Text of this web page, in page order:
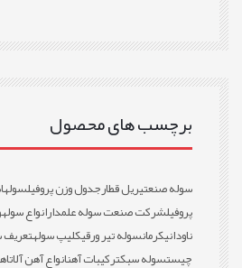
برچسب های محصول
سوله صنعتیریل قطارجدول وزن پروفیلسوله
پروفیلشرکت صنعت سوله علمدارانواع سوله
ناودانیکرمانسوله تیر ورقیکلیپ سولهتعریف
چیستسوله سبکترکیبات آهنانواع آهن آلات